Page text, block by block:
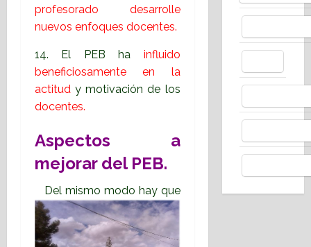
profesorado desarrolle
nuevos enfoques docentes.
14. El PEB ha influido
beneficiosamente en la
actitud y motivación de los
docentes.
Aspectos a
mejorar del PEB.
Del mismo modo hay que